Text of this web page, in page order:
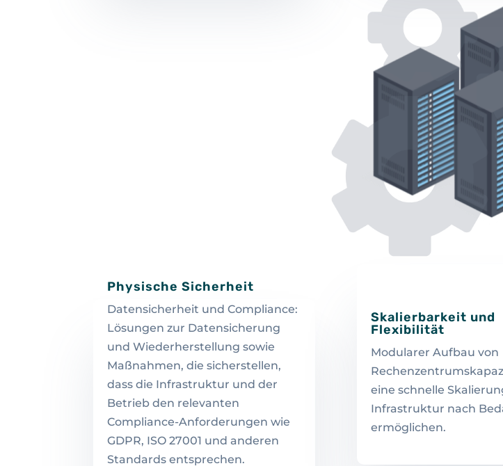
Physische Sicherheit
Datensicherheit und Compliance:
Lösungen zur Datensicherung
und Wiederherstellung sowie
Maßnahmen, die sicherstellen,
dass die Infrastruktur und der
Betrieb den relevanten
Compliance-Anforderungen wie
GDPR, ISO 27001 und anderen
Standards entsprechen.
Skalierbarkeit und
Flexibilität
Modularer Aufbau von
eine schnelle
Infrastruktur nach
ermöglichen.